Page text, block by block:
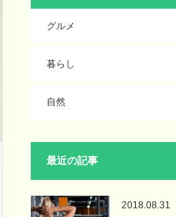
グルメ
暮らし
自然
最近の記事
2018.08.31